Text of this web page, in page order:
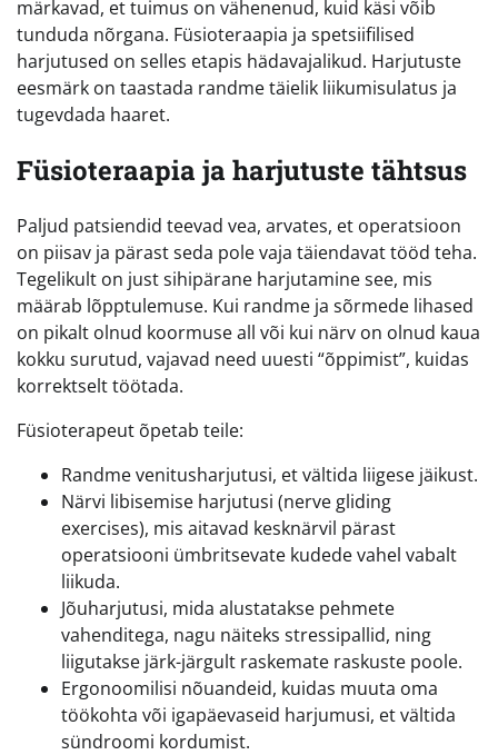
märkavad, et tuimus on vähenenud, kuid käsi võib
tunduda nõrgana. Füsioteraapia ja spetsiifilised
harjutused on selles etapis hädavajalikud. Harjutuste
eesmärk on taastada randme täielik liikumisulatus ja
tugevdada haaret.
Füsioteraapia ja harjutuste tähtsus
Paljud patsiendid teevad vea, arvates, et operatsioon
on piisav ja pärast seda pole vaja täiendavat tööd teha.
Tegelikult on just sihipärane harjutamine see, mis
määrab lõpptulemuse. Kui randme ja sõrmede lihased
on pikalt olnud koormuse all või kui närv on olnud kaua
kokku surutud, vajavad need uuesti “õppimist”, kuidas
korrektselt töötada.
Füsioterapeut õpetab teile:
Randme venitusharjutusi, et vältida liigese jäikust.
Närvi libisemise harjutusi (nerve gliding
exercises), mis aitavad kesknärvil pärast
operatsiooni ümbritsevate kudede vahel vabalt
liikuda.
Jõuharjutusi, mida alustatakse pehmete
vahenditega, nagu näiteks stressipallid, ning
liigutakse järk-järgult raskemate raskuste poole.
Ergonoomilisi nõuandeid, kuidas muuta oma
töökohta või igapäevaseid harjumusi, et vältida
sündroomi kordumist.